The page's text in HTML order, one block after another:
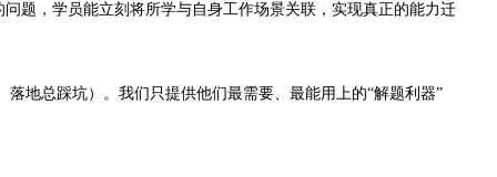
题，学员能立刻将所学与自身工作场景关联，实现真正的能力迁
地总踩坑）。我们只提供他们最需要、最能用上的“解题利器”